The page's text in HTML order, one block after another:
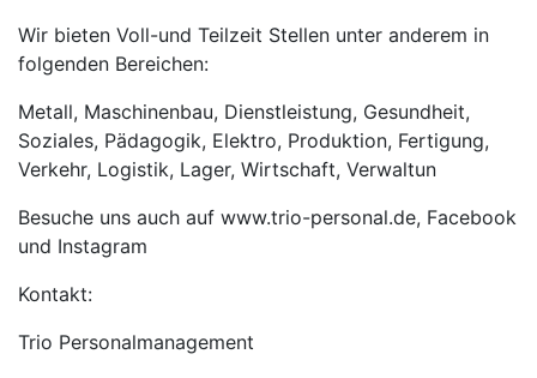
Wir bieten Voll-und Teilzeit Stellen unter anderem in
folgenden Bereichen:
Metall, Maschinenbau, Dienstleistung, Gesundheit,
Soziales, Pädagogik, Elektro, Produktion, Fertigung,
Verkehr, Logistik, Lager, Wirtschaft, Verwaltun
Besuche uns auch auf www.trio-personal.de, Facebook
und Instagram
Kontakt:
Trio Personalmanagement